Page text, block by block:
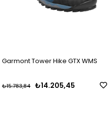
Garmont Tower Hike GTX WMS
₺14.205,45
₺15.783,84